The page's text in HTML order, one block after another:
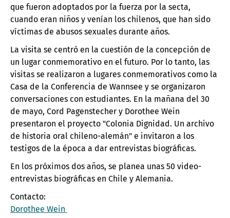
que fueron adoptados por la fuerza por la secta,
cuando eran niños y venían los chilenos, que han sido
víctimas de abusos sexuales durante años.
La visita se centró en la cuestión de la concepción de
un lugar conmemorativo en el futuro. Por lo tanto, las
visitas se realizaron a lugares conmemorativos como la
Casa de la Conferencia de Wannsee y se organizaron
conversaciones con estudiantes. En la mañana del 30
de mayo, Cord Pagenstecher y Dorothee Wein
presentaron el proyecto "Colonia Dignidad. Un archivo
de historia oral chileno-alemán" e invitaron a los
testigos de la época a dar entrevistas biográficas.
En los próximos dos años, se planea unas 50 video-
entrevistas biográficas en Chile y Alemania.
Contacto:
Dorothee Wein